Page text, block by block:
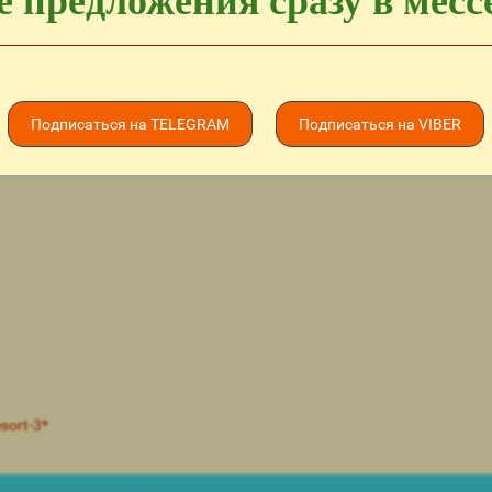
Подписаться на TELEGRAM Подписаться на VIBER
ДЛЯ МОЛОДОЖЕНОВ
3*